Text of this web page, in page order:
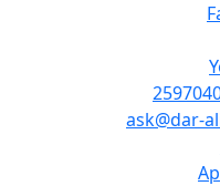
ask@dar-